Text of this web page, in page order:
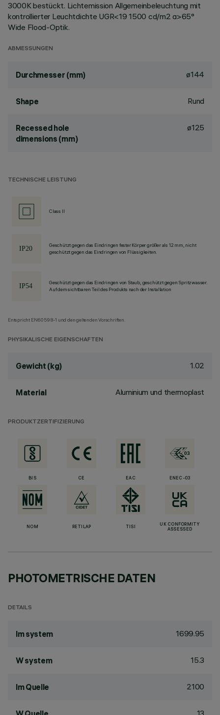
3000K bestückt. Lichtemission Allgemeinbeleuchtung mit
kontrollierter Leuchtdichte UGR<19 1500 cd/m2 α>65°
Wide Flood-Optik.
ABMESSUNGEN
Durchmesser (mm) ø144
Shape Rund
Recessed hole
dimensions (mm)
ø125
TECHNISCHE LEISTUNG
Class II
Geschützt gegen das Eindringen fester Körper größer als 12 mm, nicht
geschützt gegen das Eindringen von Flüssigkeiten.
Geschützt gegen das Eindringen von Staub, geschützt gegen Spritzwasser.
Auf dem sichtbaren Teil des Produkts nach der Installation
Entspricht EN60598-1 und den geltenden Vorschriften.
PHYSIKALISCHE EIGENSCHAFTEN
Gewicht (kg) 1.02
Material Aluminium und thermoplast
PRODUKTZERTIFIZIERUNG
BIS CE EAC ENEC-03
NOM RETILAP TISI
UK CONFORMITY
ASSESSED
PHOTOMETRISCHE DATEN
DETAILS
lm system 1699.95
W system 15.3
lm Quelle 2100
13